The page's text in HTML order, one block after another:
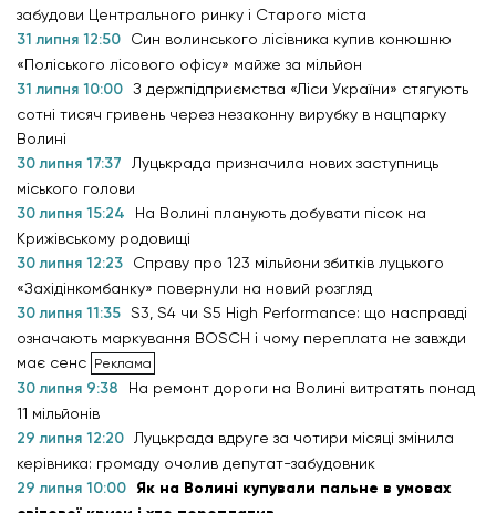
забудови Центрального ринку і Старого міста
31 липня 12:50
Син волинського лісівника купив конюшню
«Поліського лісового офісу» майже за мільйон
31 липня 10:00 З держпідприємства «Ліси України» стягують
сотні тисяч гривень через незаконну вирубку в нацпарку
Волині
30 липня 17:37
Луцькрада призначила нових заступниць
міського голови
30 липня 15:24
На Волині планують добувати пісок на
Крижівському родовищі
30 липня 12:23
Справу про 123 мільйони збитків луцького
«Західінкомбанку» повернули на новий розгляд
30 липня 11:35 S3, S4 чи S5 High Performance: що насправді
означають маркування BOSCH і чому переплата не завжди
має сенс
30 липня 9:38
На ремонт дороги на Волині витратять понад
11 мільйонів
29 липня 12:20
Луцькрада вдруге за чотири місяці змінила
керівника: громаду очолив депутат-забудовник
29 липня 10:00 Як на Волині купували пальне в умовах